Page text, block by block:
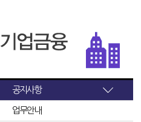
공지사항
업무안내